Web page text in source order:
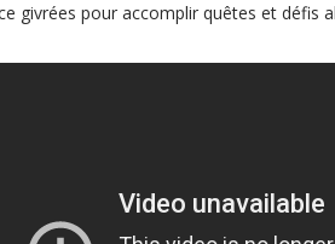
givrées pour accomplir quêtes et défis